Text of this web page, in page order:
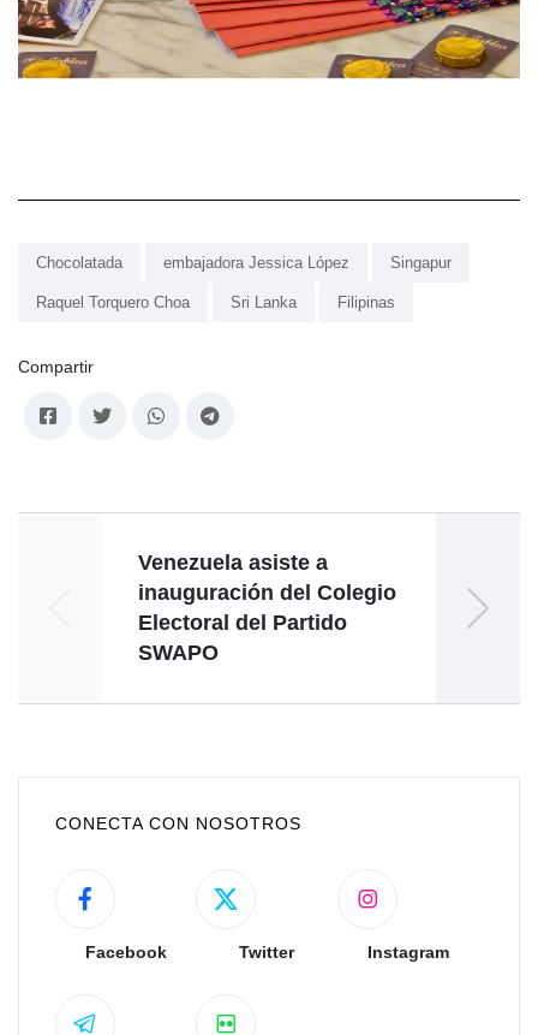
Chocolatada embajadora Jessica López Singapur
Raquel Torquero Choa Sri Lanka Filipinas
Compartir
Venezuela asiste a
inauguración del Colegio
Electoral del Partido
SWAPO
CONECTA CON NOSOTROS
Facebook Twitter Instagram